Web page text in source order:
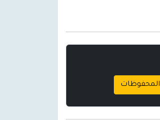
المحفوظات